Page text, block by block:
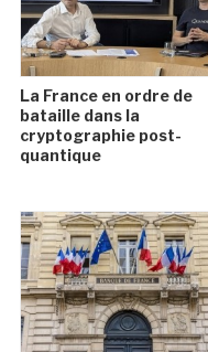
La France en ordre de
bataille dans la
cryptographie post-
quantique